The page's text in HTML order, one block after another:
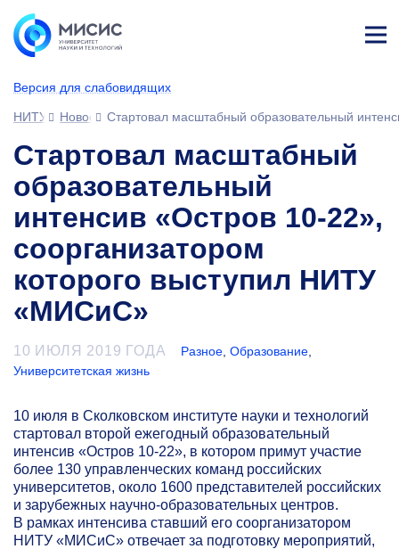
Версия для слабовидящих
ине
НИТУ МИСИС
НовостиСтартовал масштабный образовательный
Стартовал масштабный
образовательный
интенсив «Остров 10-22»,
соорганизатором
которого выступил НИТУ
«МИСиС»
10 ИЮЛЯ 2019 ГОДА Разное, Образование,
Университетская жизнь
10 июля в Сколковском институте науки и технологий
стартовал второй ежегодный образовательный
интенсив «Остров 10-22», в котором примут участие
более 130 управленческих команд российских
университетов, около 1600 представителей российских
и зарубежных научно-образовательных центров.
В рамках интенсива ставший его соорганизатором
НИТУ «МИСиС» отвечает за подготовку мероприятий,